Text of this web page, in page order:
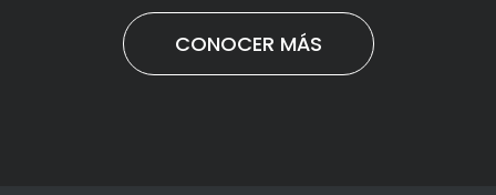
CONOCER MÁS